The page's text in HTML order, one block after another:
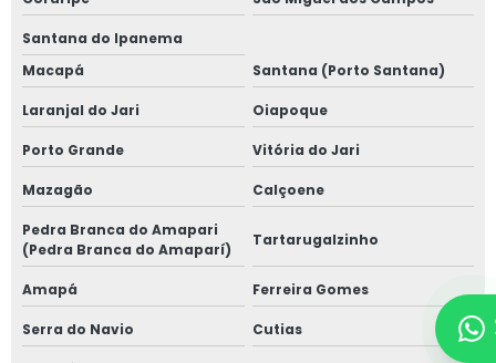
Santana do Ipanema
Macapá
Santana (Porto Santana)
Laranjal do Jari Oiapoque
Porto Grande Vitória do Jari
Mazagão Calçoene
Pedra Branca do Amapari
(Pedra Branca do Amaparí)
Tartarugalzinho
Amapá Ferreira Gomes
Serra do Navio Cutias